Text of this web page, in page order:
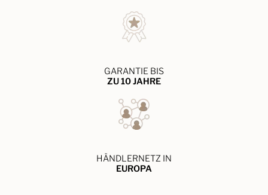
GARANTIE BIS
ZU 10 JAHRE
HÄNDLERNETZ IN
EUROPA